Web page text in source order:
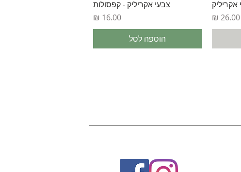
מחיר‏26.00 ‏₪
תצוגה מהירה
צבעי אקריליק - קפסולות
מחיר
הוספה לסל